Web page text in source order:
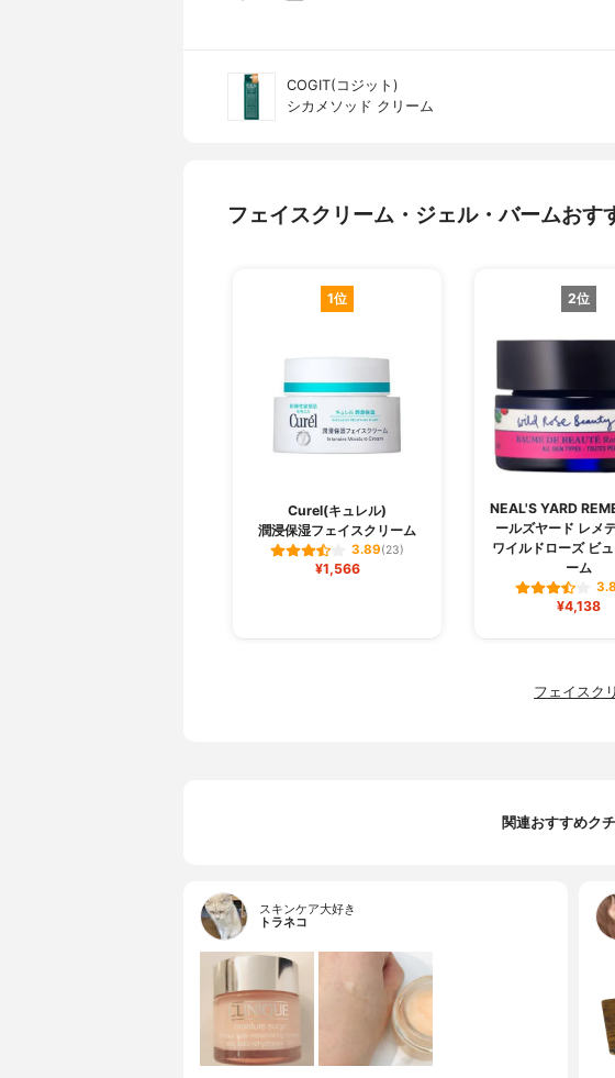
COGIT(コジット)
シカメソッド クリーム
フェイスクリーム・ジェル・バームおす
1位
Curel(キュレル)
潤浸保湿フェイスクリーム
3.89(23)
¥1,566
2位
NEAL'S YARD
ールズヤード レメ
ワイルドローズ ビ
ーム
¥4,138
フェイスク
関連おすすめク
スキンケア大好き
トラネコ